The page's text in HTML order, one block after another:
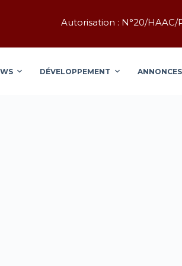
Autorisation : N°20/HAAC/
DÉVELOPPEMENT ANNONCES